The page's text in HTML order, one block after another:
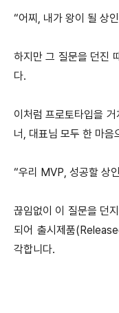
“어찌, 내가 왕이 될 상
하지만 그 질문을 던진
다.
이처럼 프로토타입을
너, 대표님 모두 한 마음
“우리 MVP, 성공할 상
끊임없이 이 질문을 던
되어 출시제품
각합니다.